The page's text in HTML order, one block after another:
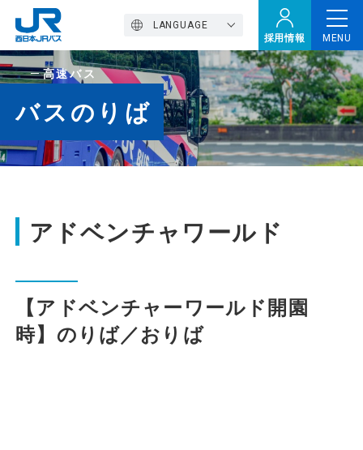
採用情報
LANGUAGE
MENU
トップページ
西バスの魅力
高速バス
定期観光バス
おトクなきっぷ特集
高速バス
バスのりば
アドベンチャワールド
【アドベンチャーワールド開園
時】のりば／おりば